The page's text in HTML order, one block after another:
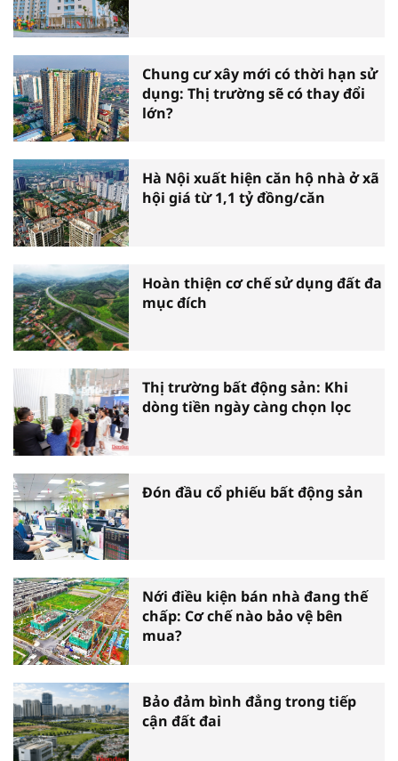
Chung cư xây mới có thời hạn sử
dụng: Thị trường sẽ có thay đổi
lớn?
Hà Nội xuất hiện căn hộ nhà ở xã
hội giá từ 1,1 tỷ đồng/căn
Hoàn thiện cơ chế sử dụng đất đa
mục đích
Thị trường bất động sản: Khi
dòng tiền ngày càng chọn lọc
Đón đầu cổ phiếu bất động sản
Nới điều kiện bán nhà đang thế
chấp: Cơ chế nào bảo vệ bên
mua?
Bảo đảm bình đẳng trong tiếp
cận đất đai